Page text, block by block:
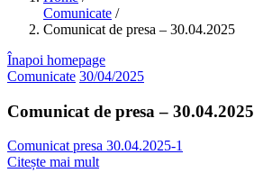
Comunicate /
Comunicat de presa – 30.04.2025
Înapoi homepage
Comunicate 30/04/2025
Comunicat de presa – 30.04.2025
Comunicat presa 30.04.2025-1
Citește mai mult